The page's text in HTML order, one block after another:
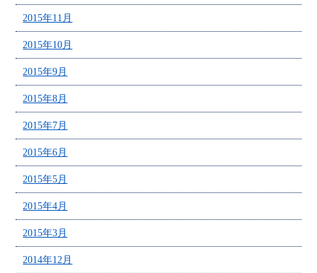
2015年11月
2015年10月
2015年9月
2015年8月
2015年7月
2015年6月
2015年5月
2015年4月
2015年3月
2014年12月